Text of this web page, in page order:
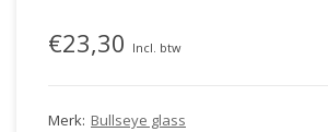
€23,30 Incl. btw
Merk: Bullseye glass